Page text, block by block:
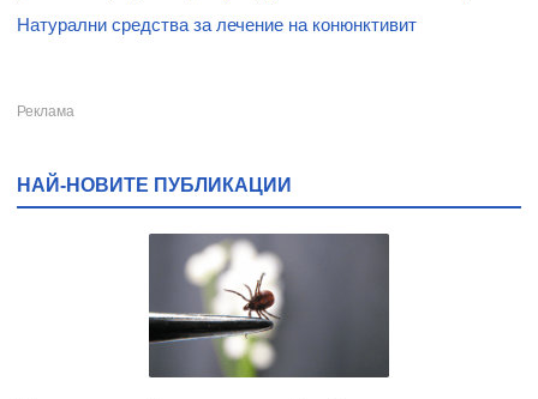
Натурални средства за лечение на конюнктивит
НАЙ-НОВИТЕ ПУБЛИКАЦИИ